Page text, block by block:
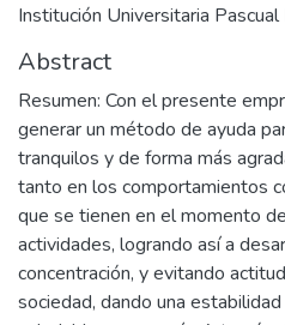
Institución Universitaria Pascual
Abstract
Resumen: Con el presente
generar un método de ayuda
tranquilos y de forma más
tanto en los comportamientos
que se tienen en el momento
actividades, logrando así a
concentración, y evitando
sociedad, dando una